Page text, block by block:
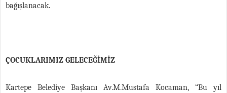
bağışlanacak.
ÇOCUKLARIMIZ GELECEĞİMİZ
Kartepe Belediye Başkanı Av.M.Mustafa Kocaman, “Bu yıl